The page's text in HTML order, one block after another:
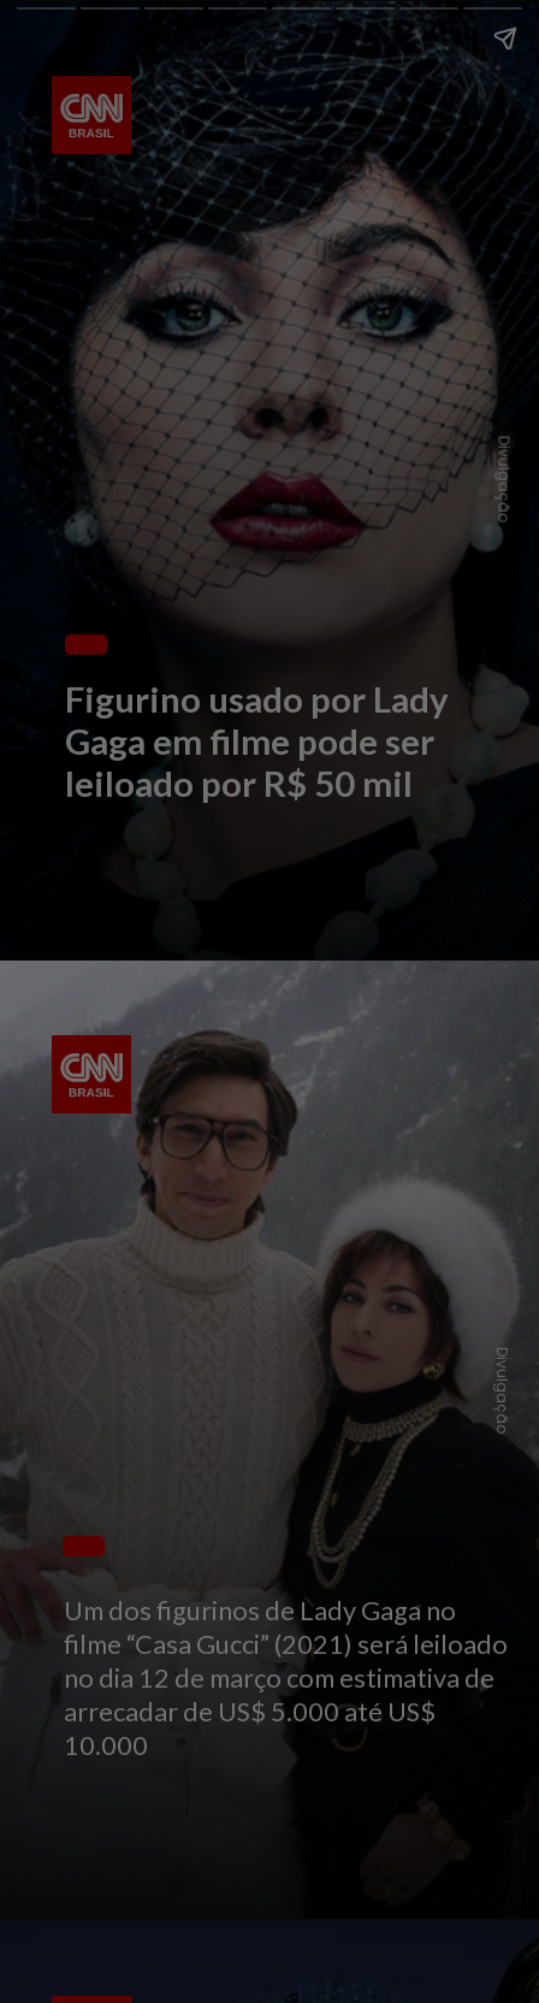
Figurino usado por Lady
Gaga em filme pode ser
leiloado por R$ 50 mil
Divulgação
Um dos figurinos de Lady Gaga no
filme “Casa Gucci” (2021) será leiloado
no dia 12 de março com estimativa de
arrecadar de US$ 5.000 até US$
10.000
Divulgação